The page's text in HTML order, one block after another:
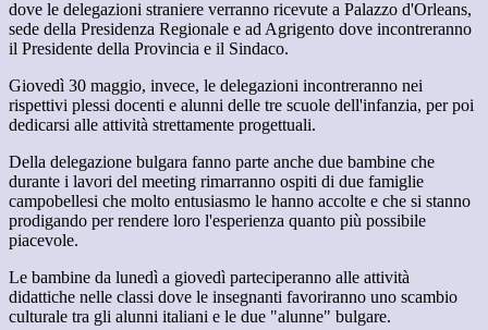
dove le delegazioni straniere verranno ricevute a Palazzo d'Orleans,
sede della Presidenza Regionale e ad Agrigento dove incontreranno
il Presidente della Provincia e il Sindaco.
Giovedì 30 maggio, invece, le delegazioni incontreranno nei
rispettivi plessi docenti e alunni delle tre scuole dell'infanzia, per poi
dedicarsi alle attività strettamente progettuali.
Della delegazione bulgara fanno parte anche due bambine che
durante i lavori del meeting rimarranno ospiti di due famiglie
campobellesi che molto entusiasmo le hanno accolte e che si stanno
prodigando per rendere loro l'esperienza quanto più possibile
piacevole.
Le bambine da lunedì a giovedì parteciperanno alle attività
didattiche nelle classi dove le insegnanti favoriranno uno scambio
culturale tra gli alunni italiani e le due "alunne" bulgare.